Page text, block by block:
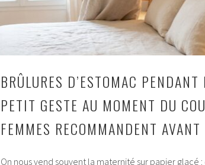
BRÛLURES D’ESTOMAC
PETIT GESTE AU MOMENT DU
FEMMES RECOMMANDENT
On nous vend souvent la maternité sur papier glacé